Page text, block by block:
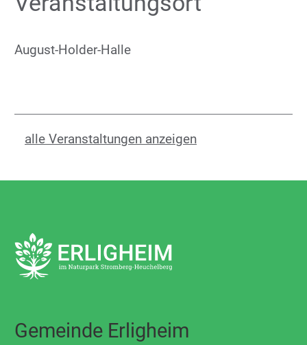
August-Holder-Halle
alle Veranstaltungen anzeigen
Gemeinde Erligheim